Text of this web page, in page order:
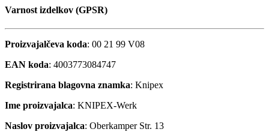
Varnost izdelkov (GPSR)
Proizvajalčeva koda: 00 21 99 V08
EAN koda: 4003773084747
Registrirana blagovna znamka: Knipex
Ime proizvajalca: KNIPEX-Werk
Naslov proizvajalca: Oberkamper Str. 13